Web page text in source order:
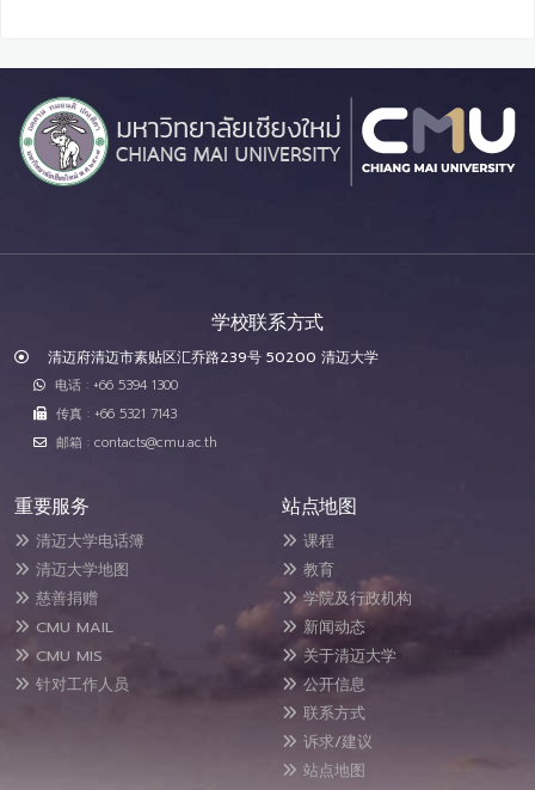
学校联系方式
清迈府清迈市素贴区汇乔路239号 50200 清迈大学
电话 : +66 5394 1300
传真 : +66 5321 7143
邮箱 : contacts@cmu.ac.th
重要服务
清迈大学电话簿
清迈大学地图
慈善捐赠
CMU MAIL
CMU MIS
针对工作人员
站点地图
课程
教育
学院及行政机构
新闻动态
关于清迈大学
公开信息
联系方式
诉求/建议
站点地图